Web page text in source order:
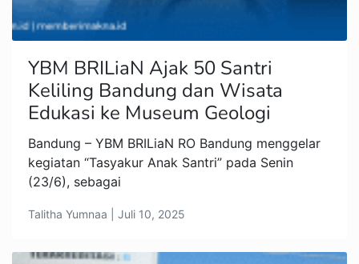
YBM BRILiaN Ajak 50 Santri
Keliling Bandung dan Wisata
Edukasi ke Museum Geologi
Bandung – YBM BRILiaN RO Bandung menggelar
kegiatan “Tasyakur Anak Santri” pada Senin
(23/6), sebagai
Talitha Yumnaa | Juli 10, 2025